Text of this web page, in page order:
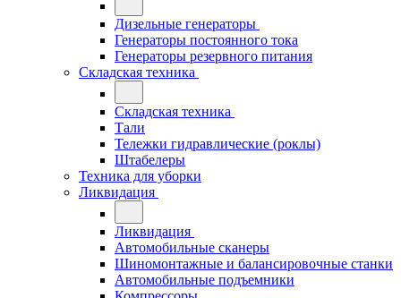
Дизельные генераторы
Генераторы постоянного тока
Генераторы резервного питания
Складская техника
Складская техника
Тали
Тележки гидравлические (роклы)
Штабелеры
Техника для уборки
Ликвидация
Ликвидация
Автомобильные сканеры
Шиномонтажные и балансировочные станки
Автомобильные подъемники